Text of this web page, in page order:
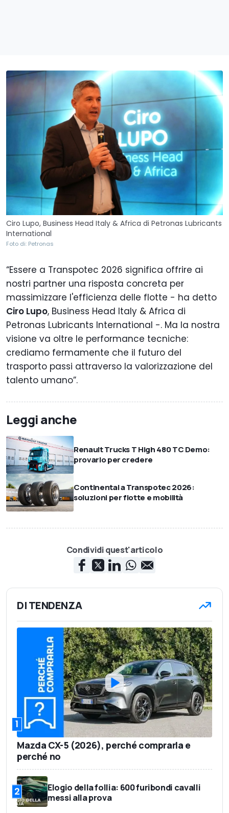
Ciro Lupo, Business Head Italy & Africa di Petronas Lubricants
International
Foto di: Petronas
“Essere a Transpotec 2026 significa offrire ai
nostri partner una risposta concreta per
massimizzare l'efficienza delle flotte - ha detto
Ciro Lupo, Business Head Italy & Africa di
Petronas Lubricants International -. Ma la nostra
visione va oltre le performance tecniche:
crediamo fermamente che il futuro del
trasporto passi attraverso la valorizzazione del
talento umano”.
Leggi anche
Renault Trucks T High 480 TC Demo:
provarlo per credere
Continental a Transpotec 2026:
soluzioni per flotte e mobilità
Condividi quest'articolo
DI TENDENZA
1
Mazda CX-5 (2026), perché comprarla e
perché no
2
Elogio della follia: 600 furibondi cavalli
messi alla prova